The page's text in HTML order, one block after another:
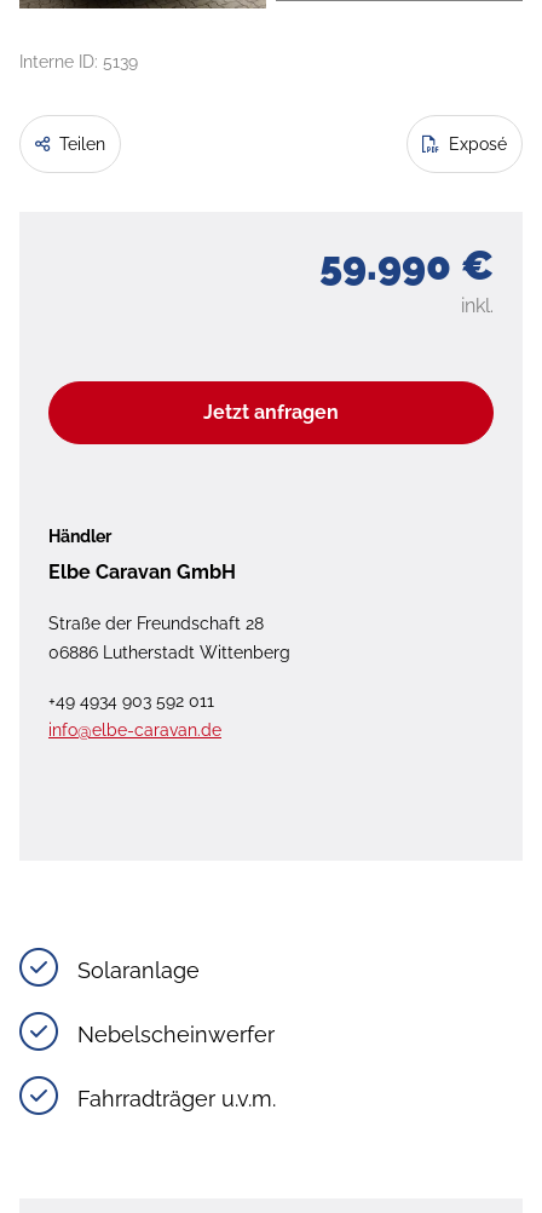
Interne ID: 5139
Teilen Exposé
59.990 €
inkl.
Jetzt anfragen
Händler
Elbe Caravan GmbH
Straße der Freundschaft 28
06886 Lutherstadt Wittenberg
+49 4934 903 592 011
info@elbe-caravan.de
Solaranlage
Nebelscheinwerfer
Fahrradträger u.v.m.